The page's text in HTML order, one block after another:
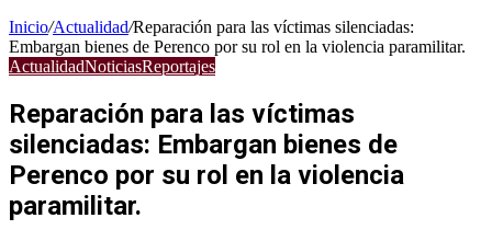
Inicio/Actualidad/Reparación para las víctimas silenciadas:
Embargan bienes de Perenco por su rol en la violencia paramilitar.
ActualidadNoticiasReportajes
Reparación para las víctimas
silenciadas: Embargan bienes de
Perenco por su rol en la violencia
paramilitar.